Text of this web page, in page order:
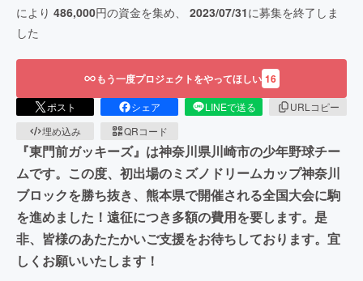
により 486,000円の資金を集め、 2023/07/31に募集を終了しま
した
もう一度プロジェクトをやってほしい 16
ポスト シェア LINEで送る
URLコピー
埋め込み
QRコード
『東門前ガッキーズ』は神奈川県川崎市の少年野球チー
ムです。この度、初出場のミズノドリームカップ神奈川
ブロックを勝ち抜き、熊本県で開催される全国大会に駒
を進めました！遠征につき多額の費用を要します。是
非、皆様のあたたかいご支援をお待ちしております。宜
しくお願いいたします！